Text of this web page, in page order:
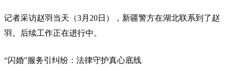
记者采访赵羽当天（3月20日），新疆警方在湖北联系到了赵
羽。后续工作正在进行中。
“闪婚”服务引纠纷：法律守护真心底线